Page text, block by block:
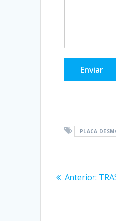
Enviar
PLACA
de
Anterior: